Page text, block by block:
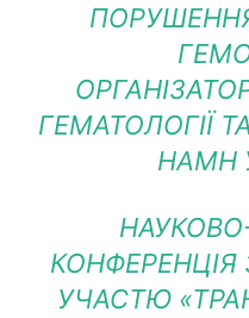
ГЕМАТОЛОГІЇ
НАМН
УЧАСТЮ